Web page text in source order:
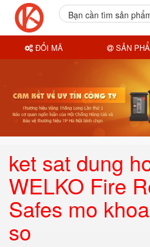
ket sat dung
WELKO Fire
Safes mo
so
Bạn cần tìm sản
ĐỔI MÃ SẢN